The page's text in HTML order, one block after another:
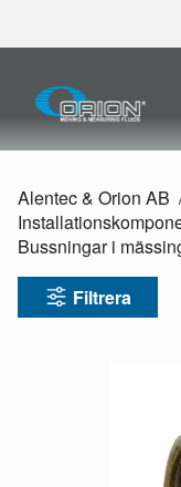
Alentec & Orion AB
Bussningar i
Filtrera